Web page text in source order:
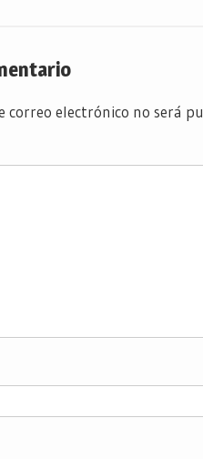
correo electrónico no será